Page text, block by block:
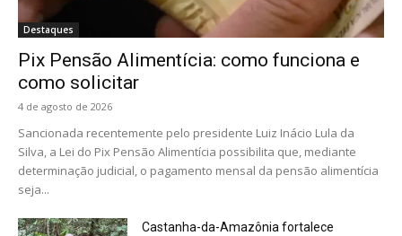
Destaques
Pix Pensão Alimentícia: como funciona e
como solicitar
4 de agosto de 2026
Sancionada recentemente pelo presidente Luiz Inácio Lula da
Silva, a Lei do Pix Pensão Alimentícia possibilita que, mediante
determinação judicial, o pagamento mensal da pensão alimentícia
seja...
Castanha-da-Amazônia fortalece